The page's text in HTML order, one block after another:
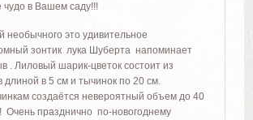
в Вашем саду!!!
необычного это удивительное
зонтик лука Шуберта напоминает
. Лиловый шарик-цветок состоит из
длиной в 5 см и тычинок по 20 см.
создаётся невероятный объем до 40
Очень празднично по-новогоднему